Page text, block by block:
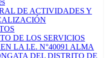
DE ACTIVIDADES Y
DE LOS SERVICIOS
LA I.E. N°40091 ALMA
DEL DISTRITO DE